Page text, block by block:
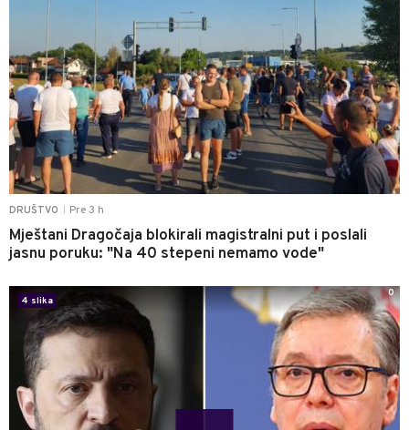
DRUŠTVO Pre 3 h
Mještani Dragočaja blokirali magistralni put i poslali
jasnu poruku: "Na 40 stepeni nemamo vode"
4 slika
0